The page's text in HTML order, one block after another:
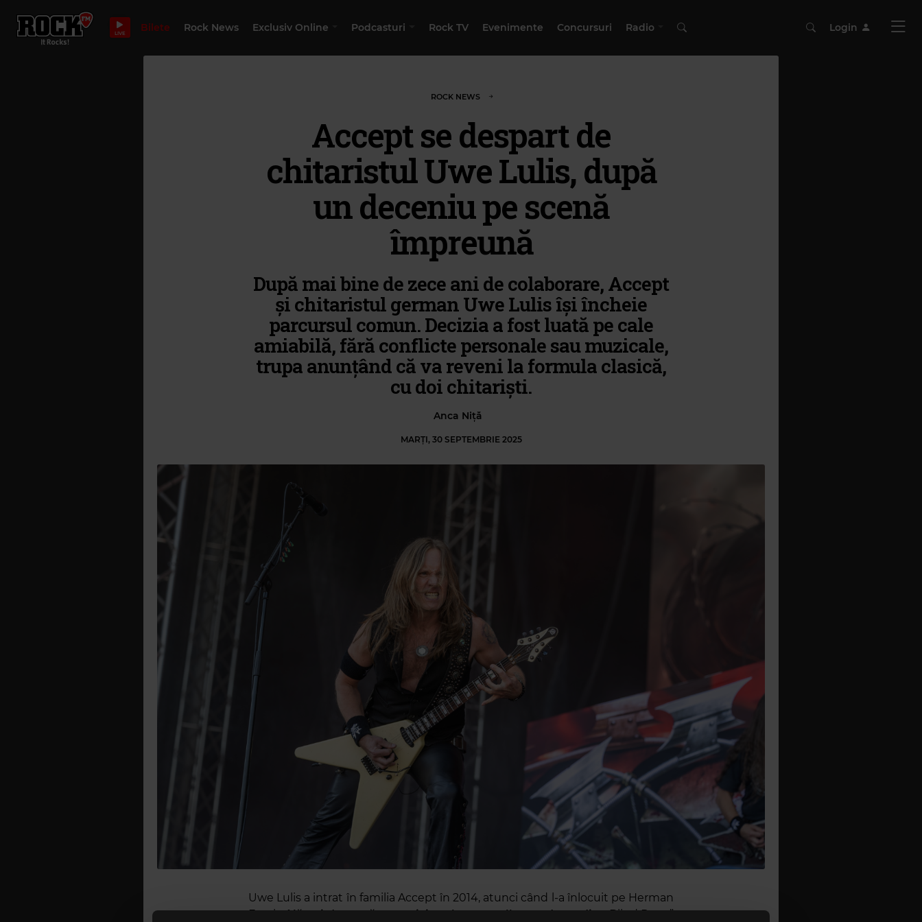
LIVE Bilete Rock News Exclusiv Online Podcasturi Rock TV Evenimente Concursuri Radio Login
ROCK NEWS
Accept se despart de
chitaristul Uwe Lulis, după
un deceniu pe scenă
împreună
După mai bine de zece ani de colaborare, Accept
și chitaristul german Uwe Lulis își încheie
parcursul comun. Decizia a fost luată pe cale
amiabilă, fără conflicte personale sau muzicale,
trupa anunțând că va reveni la formula clasică,
cu doi chitariști.
Anca Niță
MARȚI, 30 SEPTEMBRIE 2025
Uwe Lulis a intrat în familia Accept în 2014, atunci când l-a înlocuit pe Herman
Frank.Alături de trupă, a participat la patru albume de studio:„Blind Rage”